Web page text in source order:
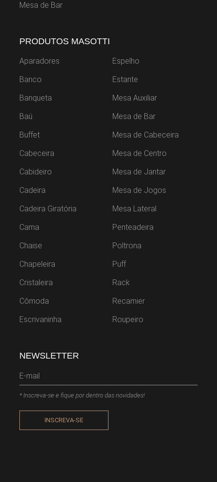
Mesa de Bar
PRODUTOS MASOTTI
Aparadores
Banco
Banqueta
Baú
Buffet
Cabeceira
Cabideiro
Cadeira
Cadeira Giratória
Cama
Chaise
Chapeleira
Cristaleira
Cômoda
Escrivaninha
Espelho
Estante
Mesa Auxiliar
Mesa de Bar
Mesa de Cabeceira
Mesa de Centro
Mesa de Jantar
Mesa de Jogos
Mesa Lateral
Penteadeira
Poltrona
Puff
Rack
Recamier
Roupeiro
NEWSLETTER
* Inscreva-se e fique por dentro das novidades!
INSCREVA-SE